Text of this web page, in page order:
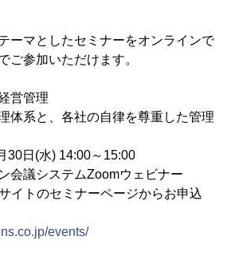
ーマとしたセミナーをオンラインで
ご参加いただけます。
営管理
体系と、各社の自律を尊重した管理
30日(水) 14:00～15:00
会議システムZoomウェビナー
イトのセミナーページからお申込
events/